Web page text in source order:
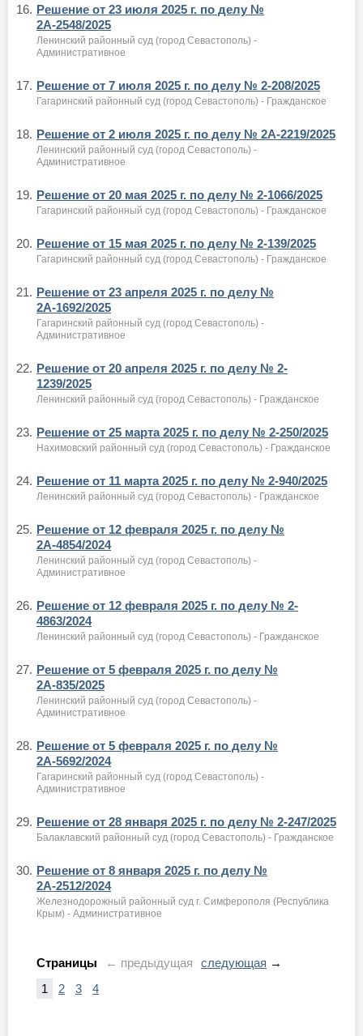
16. Решение от 23 июля 2025 г. по делу №
2А-2548/2025
Ленинский районный суд (город Севастополь) -
Административное
17. Решение от 7 июля 2025 г. по делу № 2-208/2025
Гагаринский районный суд (город Севастополь) - Гражданское
18. Решение от 2 июля 2025 г. по делу № 2А-2219/2025
Ленинский районный суд (город Севастополь) -
Административное
19. Решение от 20 мая 2025 г. по делу № 2-1066/2025
Гагаринский районный суд (город Севастополь) - Гражданское
20. Решение от 15 мая 2025 г. по делу № 2-139/2025
Гагаринский районный суд (город Севастополь) - Гражданское
21. Решение от 23 апреля 2025 г. по делу №
2А-1692/2025
Гагаринский районный суд (город Севастополь) -
Административное
22. Решение от 20 апреля 2025 г. по делу № 2-
1239/2025
Ленинский районный суд (город Севастополь) - Гражданское
23. Решение от 25 марта 2025 г. по делу № 2-250/2025
Нахимовский районный суд (город Севастополь) - Гражданское
24. Решение от 11 марта 2025 г. по делу № 2-940/2025
Ленинский районный суд (город Севастополь) - Гражданское
25. Решение от 12 февраля 2025 г. по делу №
2А-4854/2024
Ленинский районный суд (город Севастополь) -
Административное
26. Решение от 12 февраля 2025 г. по делу № 2-
4863/2024
Ленинский районный суд (город Севастополь) - Гражданское
27. Решение от 5 февраля 2025 г. по делу №
2А-835/2025
Ленинский районный суд (город Севастополь) -
Административное
28. Решение от 5 февраля 2025 г. по делу №
2А-5692/2024
Гагаринский районный суд (город Севастополь) -
Административное
29. Решение от 28 января 2025 г. по делу № 2-247/2025
Балаклавский районный суд (город Севастополь) - Гражданское
30. Решение от 8 января 2025 г. по делу №
2А-2512/2024
Железнодорожный районный суд г. Симферополя (Республика
Крым) - Административное
Страницы ← предыдущая следующая →
1
2 3 4